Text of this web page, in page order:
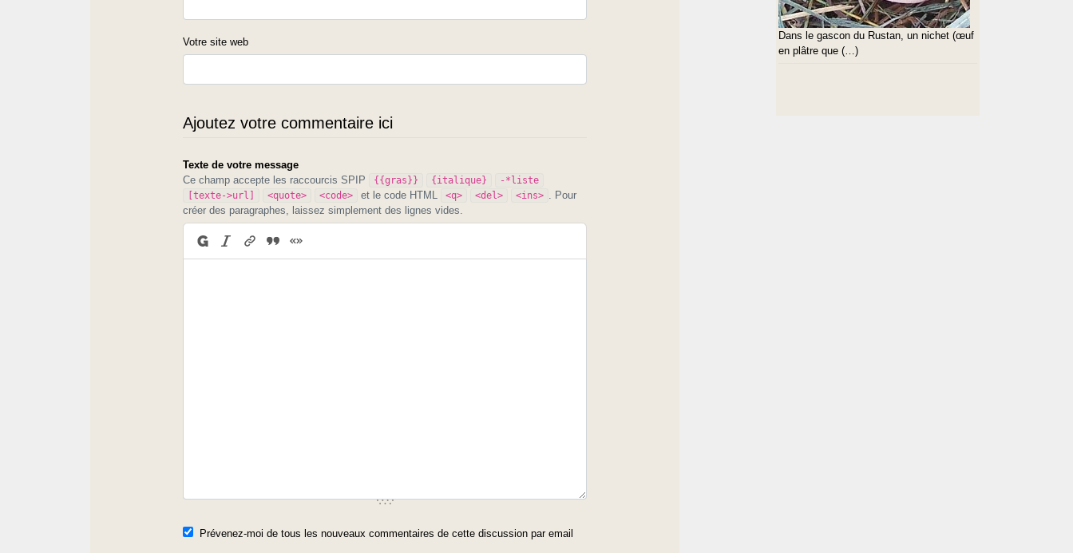
Votre site web
Ajoutez votre commentaire ici
Texte de votre message
Ce champ accepte les raccourcis SPIP
{{gras}} {italique}
-*liste
[texte->url]
<quote> <code> et le code HTML <q> <del> <ins>
. Pour
créer des paragraphes, laissez simplement des lignes vides.
Prévenez-moi de tous les nouveaux commentaires de cette discussion par email
Dans le gascon du Rustan, un nichet (œuf
en plâtre que (…)